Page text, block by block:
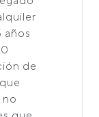
años
de
no